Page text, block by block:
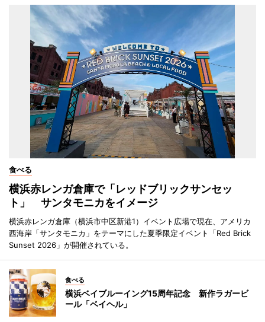
食べる
横浜赤レンガ倉庫で「レッドブリックサンセッ
ト」 サンタモニカをイメージ
横浜赤レンガ倉庫（横浜市中区新港1）イベント広場で現在、アメリカ
西海岸「サンタモニカ」をテーマにした夏季限定イベント「Red Brick
Sunset 2026」が開催されている。
食べる
横浜ベイブルーイング15周年記念 新作ラガービ
ール「ベイヘル」